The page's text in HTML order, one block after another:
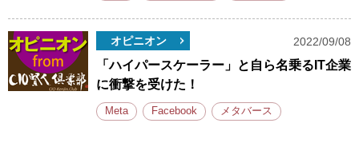
オピニオン 2022/09/08
「ハイパースケーラー」と自ら名乗るIT企業
に衝撃を受けた！
Meta Facebook メタバース